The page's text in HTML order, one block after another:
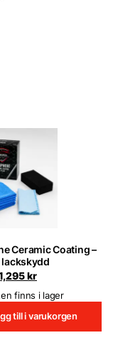
Ceramic Coating –
kr.
krDet
priset
1,295 kr.
finns i lager
till i varukorgen